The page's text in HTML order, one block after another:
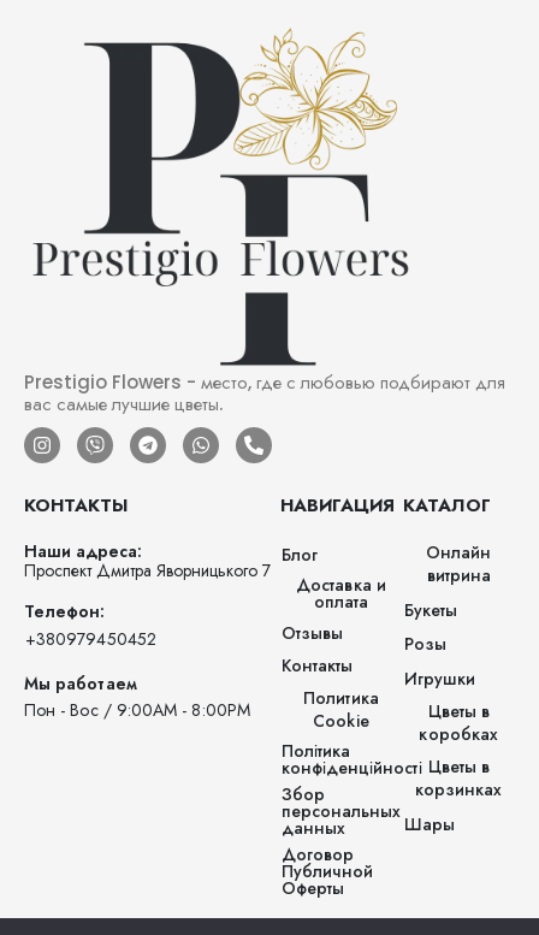
Prestigio Flowers - место, где с любовью подбирают для
вас самые лучшие цветы.
КОНТАКТЫ
Наши адреса:
Проспект Дмитра Яворницького 7
Телефон:
‪+380979450452‬
Мы работаем
Пон - Вос / 9:00AM - 8:00PM
НАВИГАЦИЯ
Блог
Доставка и
оплата
Отзывы
Контакты
Политика
Cookie
Політика
конфіденційності
Збор
персональных
данных
Договор
Публичной
Оферты
КАТАЛОГ
Онлайн
витрина
Букеты
Розы
Игрушки
Цветы в
коробках
Цветы в
корзинках
Шары